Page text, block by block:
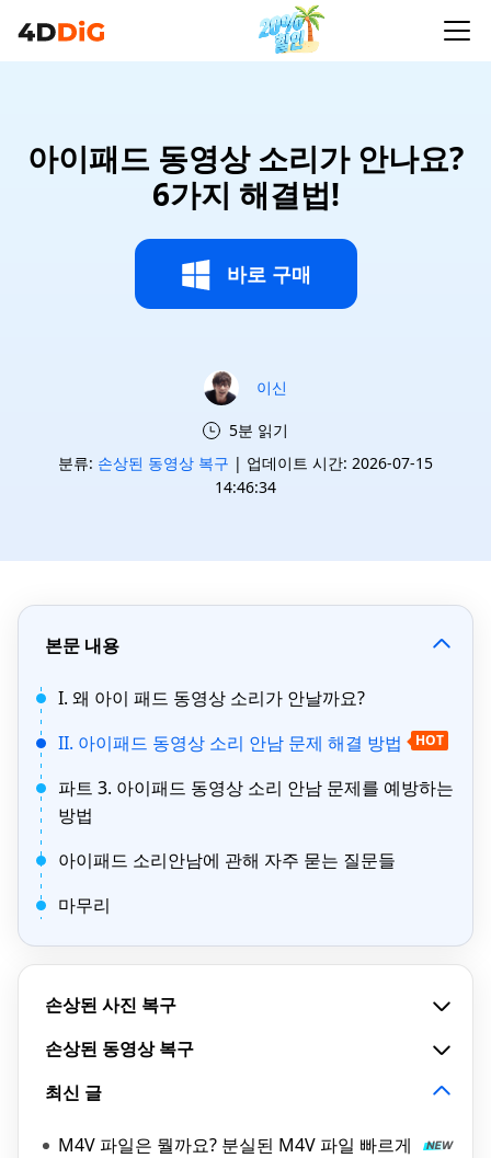
아이패드 동영상 소리가 안나요?
6가지 해결법!
바로 구매
이신
5분 읽기
분류: 손상된 동영상 복구 | 업데이트 시간: 2026-07-15
14:46:34
본문 내용
I. 왜 아이 패드 동영상 소리가 안날까요?
II. 아이패드 동영상 소리 안남 문제 해결 방법
HOT
파트 3. 아이패드 동영상 소리 안남 문제를 예방하는
방법
아이패드 소리안남에 관해 자주 묻는 질문들
마무리
손상된 사진 복구
손상된 동영상 복구
최신 글
M4V 파일은 뭘까요? 분실된 M4V 파일 빠르게